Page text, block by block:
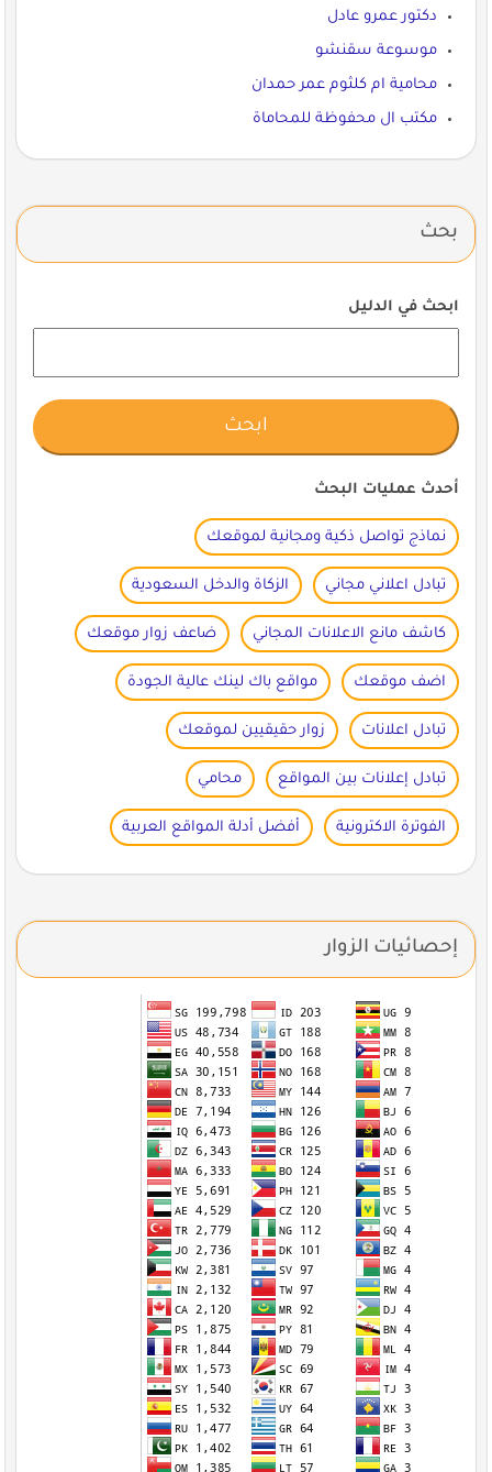
دكتور عمرو عادل
موسوعة سقنشو
محامية ام كلثوم عمر حمدان
مكتب ال محفوظة للمحاماة
بحث
ابحث في الدليل
أحدث عمليات البحث
نماذج تواصل ذكية ومجانية لموقعك
تبادل اعلاني مجاني الزكاة والدخل السعودية
كاشف مانع الاعلانات المجاني ضاعف زوار موقعك
اضف موقعك مواقع باك لينك عالية الجودة
تبادل اعلانات زوار حقيقيين لموقعك
تبادل إعلانات بين المواقع محامي
الفوترة الاكترونية أفضل أدلة المواقع العربية
إحصائيات الزوار